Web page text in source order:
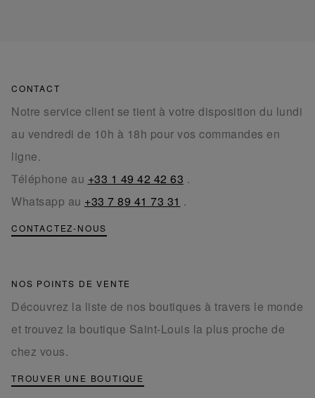
CONTACT
Notre service client se tient à votre disposition du lundi
au vendredi de 10h à 18h pour vos commandes en
ligne.
Téléphone au +33 1 49 42 42 63 .
Whatsapp au +33 7 89 41 73 31 .
CONTACTEZ-NOUS
NOS POINTS DE VENTE
Découvrez la liste de nos boutiques à travers le monde
et trouvez la boutique Saint-Louis la plus proche de
chez vous.
TROUVER UNE BOUTIQUE